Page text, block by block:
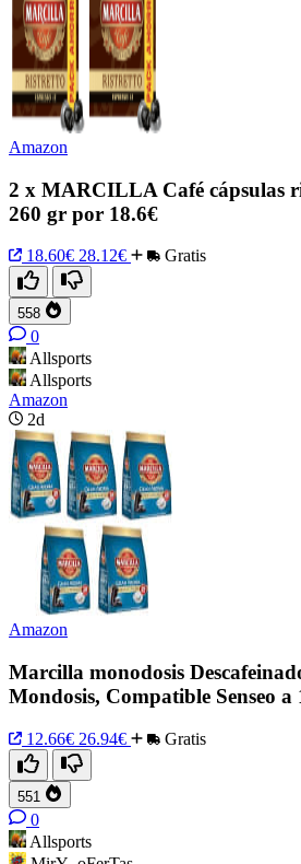
Amazon
2 x MARCILLA Café cápsulas
260 gr por 18.6€
18.60€ 28.12€ Gratis
558
0
Allsports
Allsports
Amazon
2d
Amazon
Marcilla monodosis
Mondosis, Compatible Senseo a
12.66€ 26.94€ Gratis
551
0
Allsports